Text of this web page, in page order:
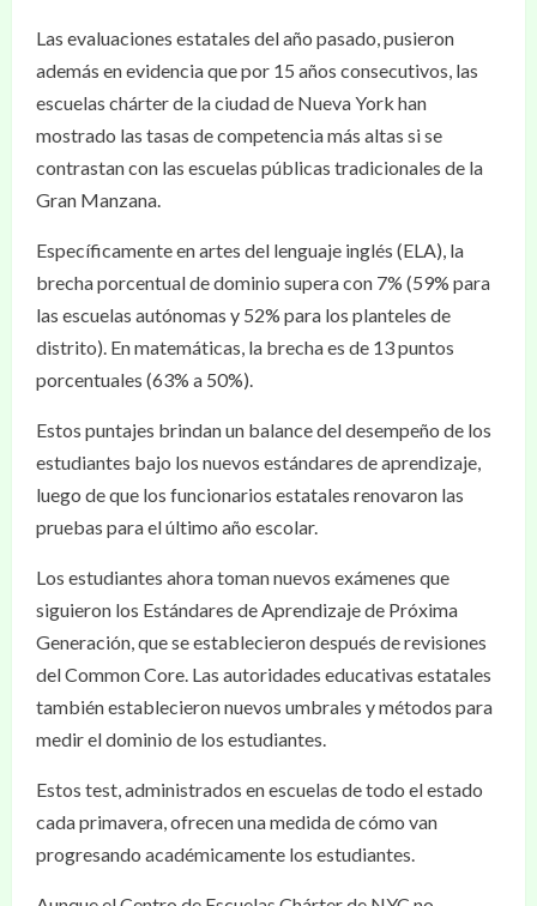
Las evaluaciones estatales del año pasado, pusieron
además en evidencia que por 15 años consecutivos, las
escuelas chárter de la ciudad de Nueva York han
mostrado las tasas de competencia más altas si se
contrastan con las escuelas públicas tradicionales de la
Gran Manzana.
Específicamente en artes del lenguaje inglés (ELA), la
brecha porcentual de dominio supera con 7% (59% para
las escuelas autónomas y 52% para los planteles de
distrito). En matemáticas, la brecha es de 13 puntos
porcentuales (63% a 50%).
Estos puntajes brindan un balance del desempeño de los
estudiantes bajo los nuevos estándares de aprendizaje,
luego de que los funcionarios estatales renovaron las
pruebas para el último año escolar.
Los estudiantes ahora toman nuevos exámenes que
siguieron los Estándares de Aprendizaje de Próxima
Generación, que se establecieron después de revisiones
del Common Core. Las autoridades educativas estatales
también establecieron nuevos umbrales y métodos para
medir el dominio de los estudiantes.
Estos test, administrados en escuelas de todo el estado
cada primavera, ofrecen una medida de cómo van
progresando académicamente los estudiantes.